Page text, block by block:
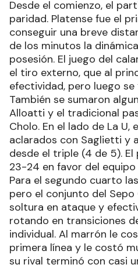
Desde el comienzo, el
paridad. Platense fue el
conseguir una breve
de los minutos la
posesión. El juego del
el tiro externo, que al
efectividad, pero luego se
También se sumaron
Alloatti y el tradicional
Cholo. En el lado de La
aclarados con Saglietti y
desde el triple (4 de 5).
23-24 en favor del
Para el segundo cuarto
pero el conjunto del
soltura en ataque y
rotando en transiciones
individual. Al marrón le
primera línea y le costó
su rival terminó con casi